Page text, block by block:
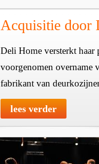
Acquisitie door
Deli Home versterkt haar
voorgenomen overname
fabrikant van
lees verder